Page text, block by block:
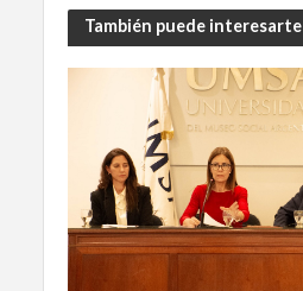
También puede interesarte